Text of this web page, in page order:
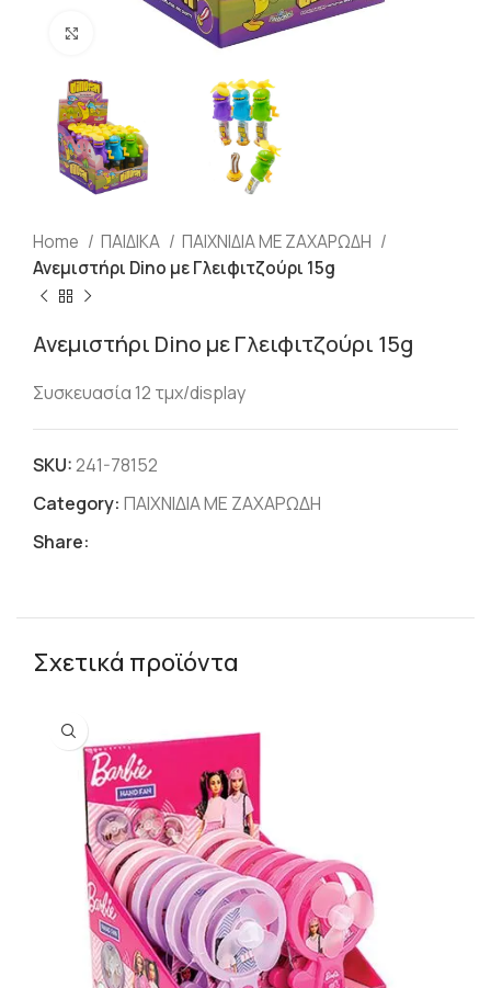
Click to enlarge
Home ΠΑΙΔΙΚΑ
ΠΑΙΧΝΙΔΙΑ ΜΕ ΖΑΧΑΡΩΔΗ
Ανεμιστήρι Dino με Γλειφιτζούρι 15g
Ανεμιστήρι Dino με Γλειφιτζούρι 15g
Συσκευασία 12 τμχ/display
SKU:241-78152
Category: ΠΑΙΧΝΙΔΙΑ ΜΕ ΖΑΧΑΡΩΔΗ
Share:
Σχετικά προϊόντα